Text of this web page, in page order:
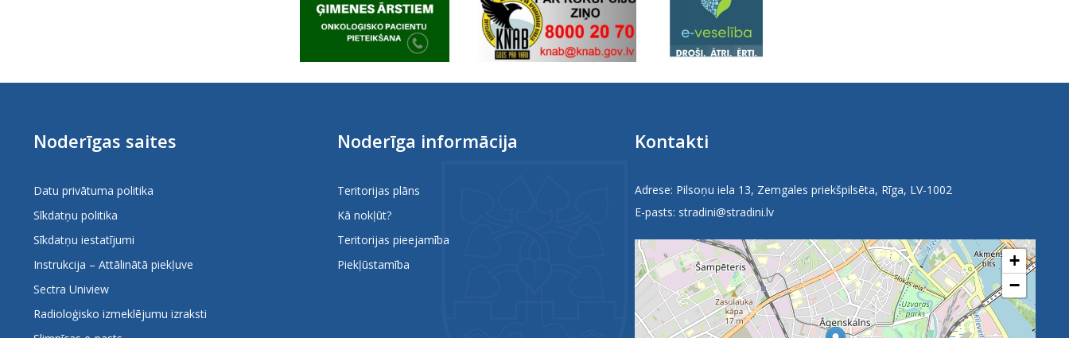
Noderīgas saites
Datu privātuma politika
Sīkdatņu politika
Sīkdatņu iestatījumi
Instrukcija – Attālinātā piekļuve
Sectra Uniview
Radioloģisko izmeklējumu izraksti
Noderīga informācija
Teritorijas plāns
Kā nokļūt?
Teritorijas pieejamība
Piekļūstamība
Kontakti
Adrese: Pilsoņu iela 13, Zemgales priekšpilsēta, Rīga, LV-1002
E-pasts: stradini@stradini.lv
+
−